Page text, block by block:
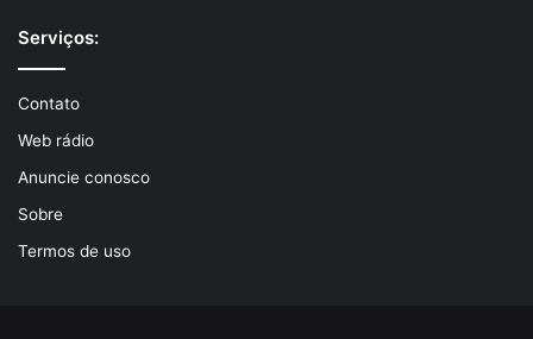
Serviços:
Contato
Web rádio
Anuncie conosco
Sobre
Termos de uso